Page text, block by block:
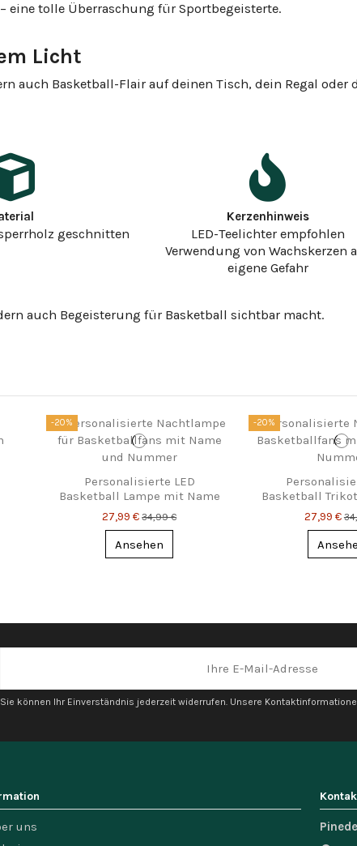
eine tolle Überraschung für Sportbegeisterte.
Licht
auch Basketball-Flair auf deinen Tisch, dein Regal
geschnitten
Kerzenhinweis
LED-Teelichter empfohlen
Verwendung von Wachskerzen
eigene Gefahr
auch Begeisterung für Basketball sichtbar macht.
-20%
Personalisierte LED
Basketball Lampe mit Name
& Nummer
27,99 €34,99 €
Ansehen
-20%
Basketball
Name &
27,99 €
Sie können Ihr Einverständnis jederzeit widerrufen. Unsere
uns